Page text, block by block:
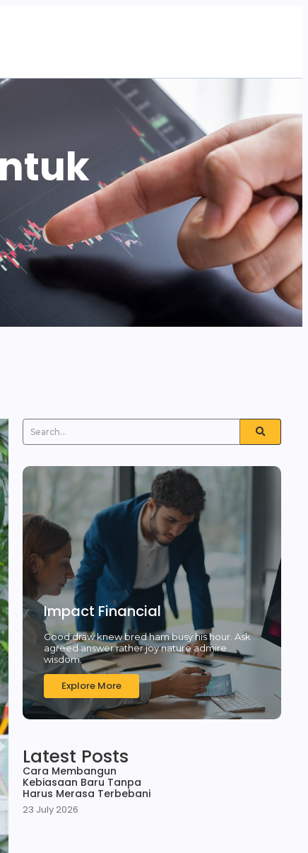
Impact Financial
Good draw knew bred ham busy his hour. Ask
agreed answer rather joy nature admire
wisdom.
Explore More
Latest Posts
Cara Membangun
Kebiasaan Baru Tanpa
Harus Merasa Terbebani
23 July 2026